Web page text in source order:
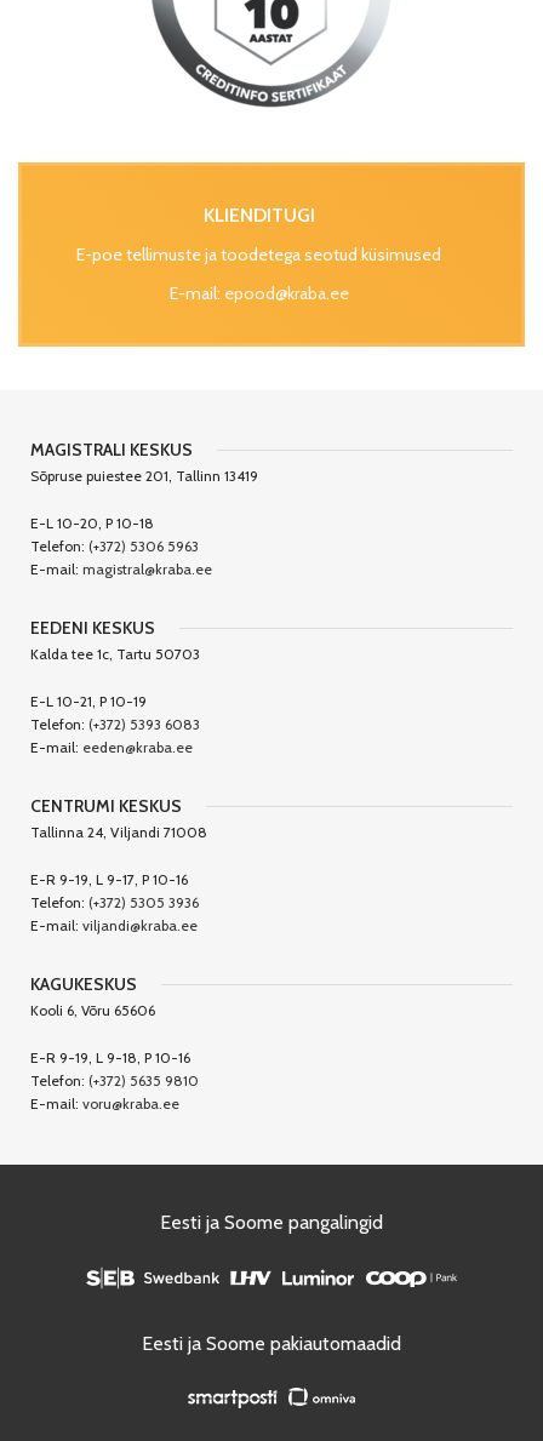
KLIENDITUGI
E-poe tellimuste ja toodetega seotud küsimused
E-mail: epood@kraba.ee
MAGISTRALI KESKUS
Sõpruse puiestee 201, Tallinn 13419
E-L 10-20, P 10-18
Telefon: (+372) 5306 5963
E-mail: magistral@kraba.ee
EEDENI KESKUS
Kalda tee 1c, Tartu 50703
E-L 10-21, P 10-19
Telefon: (+372) 5393 6083
E-mail: eeden@kraba.ee
CENTRUMI KESKUS
Tallinna 24, Viljandi 71008
E-R 9-19, L 9-17, P 10-16
Telefon: (+372) 5305 3936
E-mail: viljandi@kraba.ee
KAGUKESKUS
Kooli 6, Võru 65606
E-R 9-19, L 9-18, P 10-16
Telefon: (+372) 5635 9810
E-mail: voru@kraba.ee
Eesti ja Soome pangalingid
Eesti ja Soome pakiautomaadid